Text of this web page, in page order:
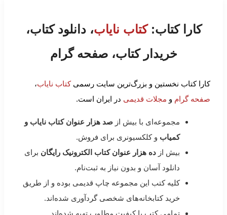
کارا کتاب:کتاب نایاب، دانلود کتاب،
خریدار کتاب، صفحه گرام
کارا کتاب نخستین و بزرگ‌ترین سایت رسمیکتاب نایاب،
صفحه گرام و مجلات قدیمی در ایران است.
مجموعه‌ای با بیش از صد هزار عنوان کتاب نایاب و
کمیاب و کلکسیونری برای فروش.
بیش از ده هزار عنوان کتاب الکترونیک رایگان برای
دانلود آسان و بدون نیاز به ثبت‌نام.
کلیه کتب این مجموعه چاپ قدیمی بوده و از طریق
خرید کتابخانه‌های شخصی گردآوری شده‌اند.